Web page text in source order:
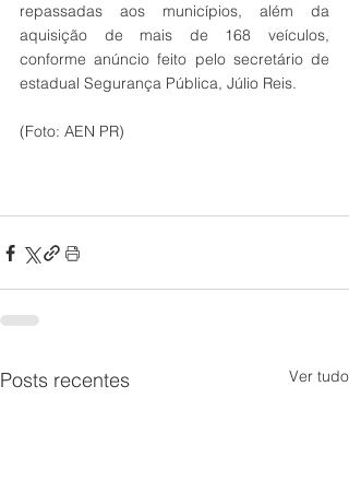
repassadas aos municípios, além da
aquisição de mais de 168 veículos,
conforme anúncio feito pelo secretário de
estadual Segurança Pública, Júlio Reis.
(Foto: AEN PR)
Posts recentes Ver tudo